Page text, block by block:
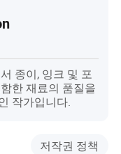
종이, 잉크 및 포
한 재료의 품질을
작가입니다.
저작권 정책